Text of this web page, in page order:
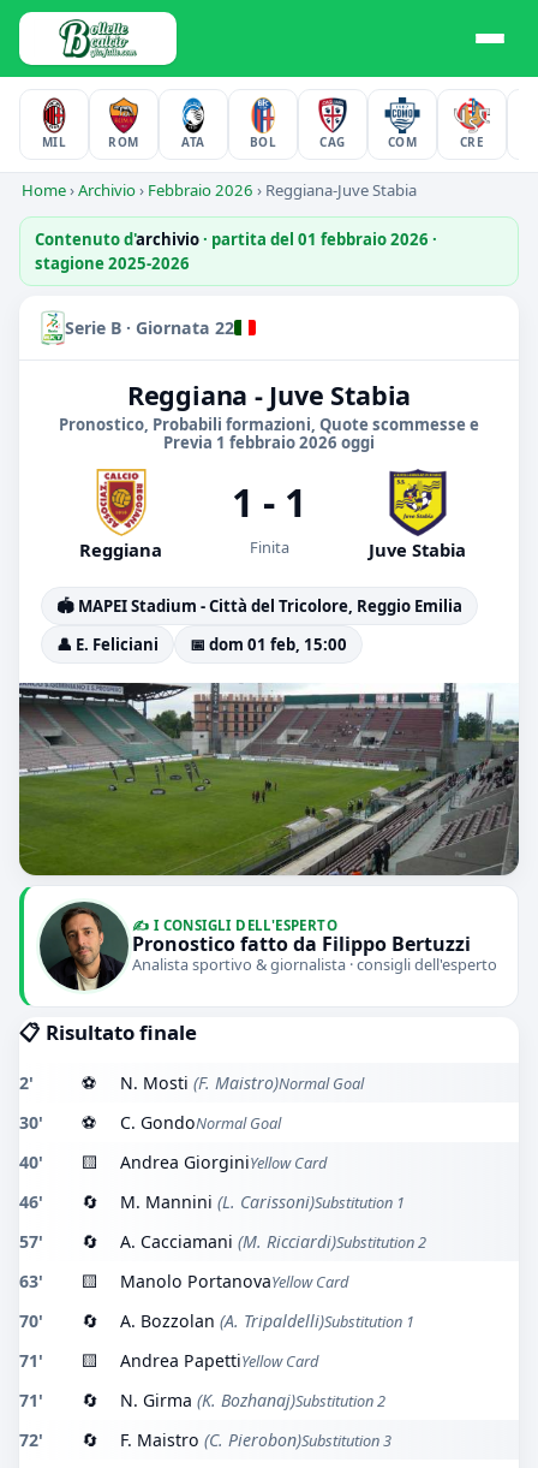
MIL ROM ATA BOL CAG COM CRE
Home›Archivio› Febbraio 2026 › Reggiana-Juve Stabia
Contenuto d'archivio· partita del 01 febbraio 2026 ·
stagione 2025-2026
Serie B · Giornata 22
Reggiana - Juve Stabia
Pronostico, Probabili formazioni, Quote scommesse e
Previa 1 febbraio 2026 oggi
Reggiana
1 - 1
Finita Juve Stabia
🏟️ MAPEI Stadium - Città del Tricolore, Reggio Emilia
👤 E. Feliciani
📅 dom 01 feb, 15:00
✍️ I CONSIGLI DELL'ESPERTO
Pronostico fatto da Filippo Bertuzzi
Analista sportivo & giornalista · consigli dell'esperto
📋 Risultato finale
2' ⚽ N. Mosti (F. Maistro)Normal Goal
30' ⚽ C. GondoNormal Goal
40' 🟨 Andrea GiorginiYellow Card
46' 🔄 M. Mannini (L. Carissoni)Substitution 1
57' 🔄 A. Cacciamani (M. Ricciardi)Substitution 2
63' 🟨 Manolo PortanovaYellow Card
70' 🔄 A. Bozzolan (A. Tripaldelli)Substitution 1
71' 🟨 Andrea PapettiYellow Card
71' 🔄 N. Girma (K. Bozhanaj)Substitution 2
72' 🔄 F. Maistro (C. Pierobon)Substitution 3